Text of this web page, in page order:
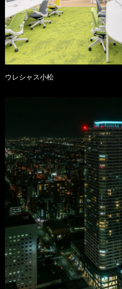
ウレシャス小松